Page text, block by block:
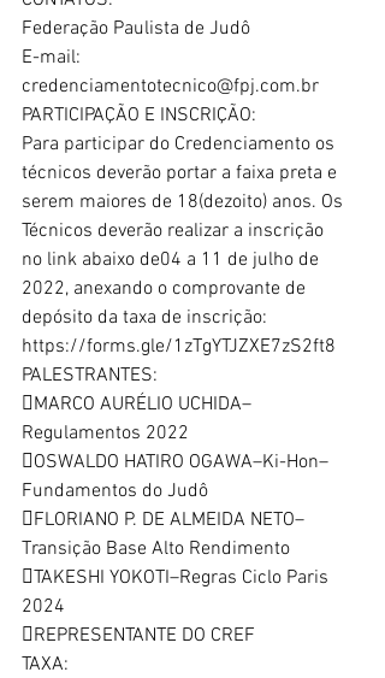
Federação Paulista de Judô
E-mail:
credenciamentotecnico@fpj.com.br
PARTICIPAÇÃO E INSCRIÇÃO:
Para participar do Credenciamento os
técnicos deverão portar a faixa preta e
serem maiores de 18(dezoito) anos. Os
Técnicos deverão realizar a inscrição
no link abaixo de04 a 11 de julho de
2022, anexando o comprovante de
depósito da taxa de inscrição:
https://forms.gle/1zTgYTJZXE7zS2ft8
PALESTRANTES:
MARCO AURÉLIO UCHIDA–
Regulamentos 2022
OSWALDO HATIRO OGAWA–Ki-Hon–
Fundamentos do Judô
FLORIANO P. DE ALMEIDA NETO–
Transição Base Alto Rendimento
TAKESHI YOKOTI–Regras Ciclo Paris
2024
REPRESENTANTE DO CREF
TAXA: